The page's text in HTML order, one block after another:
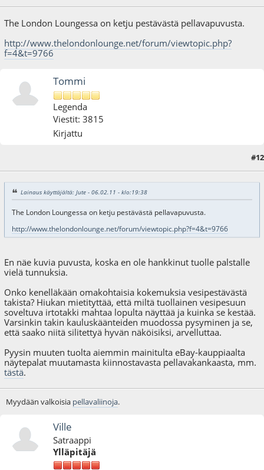
The London Loungessa on ketju pestävästä pellavapuvusta.
http://www.thelondonlounge.net/forum/viewtopic.php?
f=4&t=9766
Tommi
Legenda
Viestit: 3815
Kirjattu
#12
Lainaus käyttäjältä: Jute - 06.02.11 - klo:19:38
The London Loungessa on ketju pestävästä pellavapuvusta.
http://www.thelondonlounge.net/forum/viewtopic.php?f=4&t=9766
En näe kuvia puvusta, koska en ole hankkinut tuolle palstalle
vielä tunnuksia.
Onko kenelläkään omakohtaisia kokemuksia vesipestävästä
takista? Hiukan mietityttää, että miltä tuollainen vesipesuun
soveltuva irtotakki mahtaa lopulta näyttää ja kuinka se kestää.
Varsinkin takin kauluskäänteiden muodossa pysyminen ja se,
että saako niitä silitettyä hyvän näköisiksi, arvelluttaa.
Pyysin muuten tuolta aiemmin mainitulta eBay-kauppiaalta
näytepalat muutamasta kiinnostavasta pellavakankaasta, mm.
tästä.
Myydään valkoisia pellavaliinoja.
Ville
Satraappi
Ylläpitäjä